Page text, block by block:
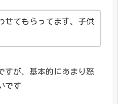
せてもらってます、子供
すが、基本的にあまり怒
です